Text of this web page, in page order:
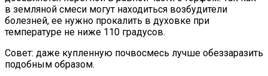
в земляной смеси могут находиться возбудители
болезней, ее нужно прокалить в духовке при
температуре не ниже 110 градусов.
Совет: даже купленную почвосмесь лучше обеззаразить
подобным образом.